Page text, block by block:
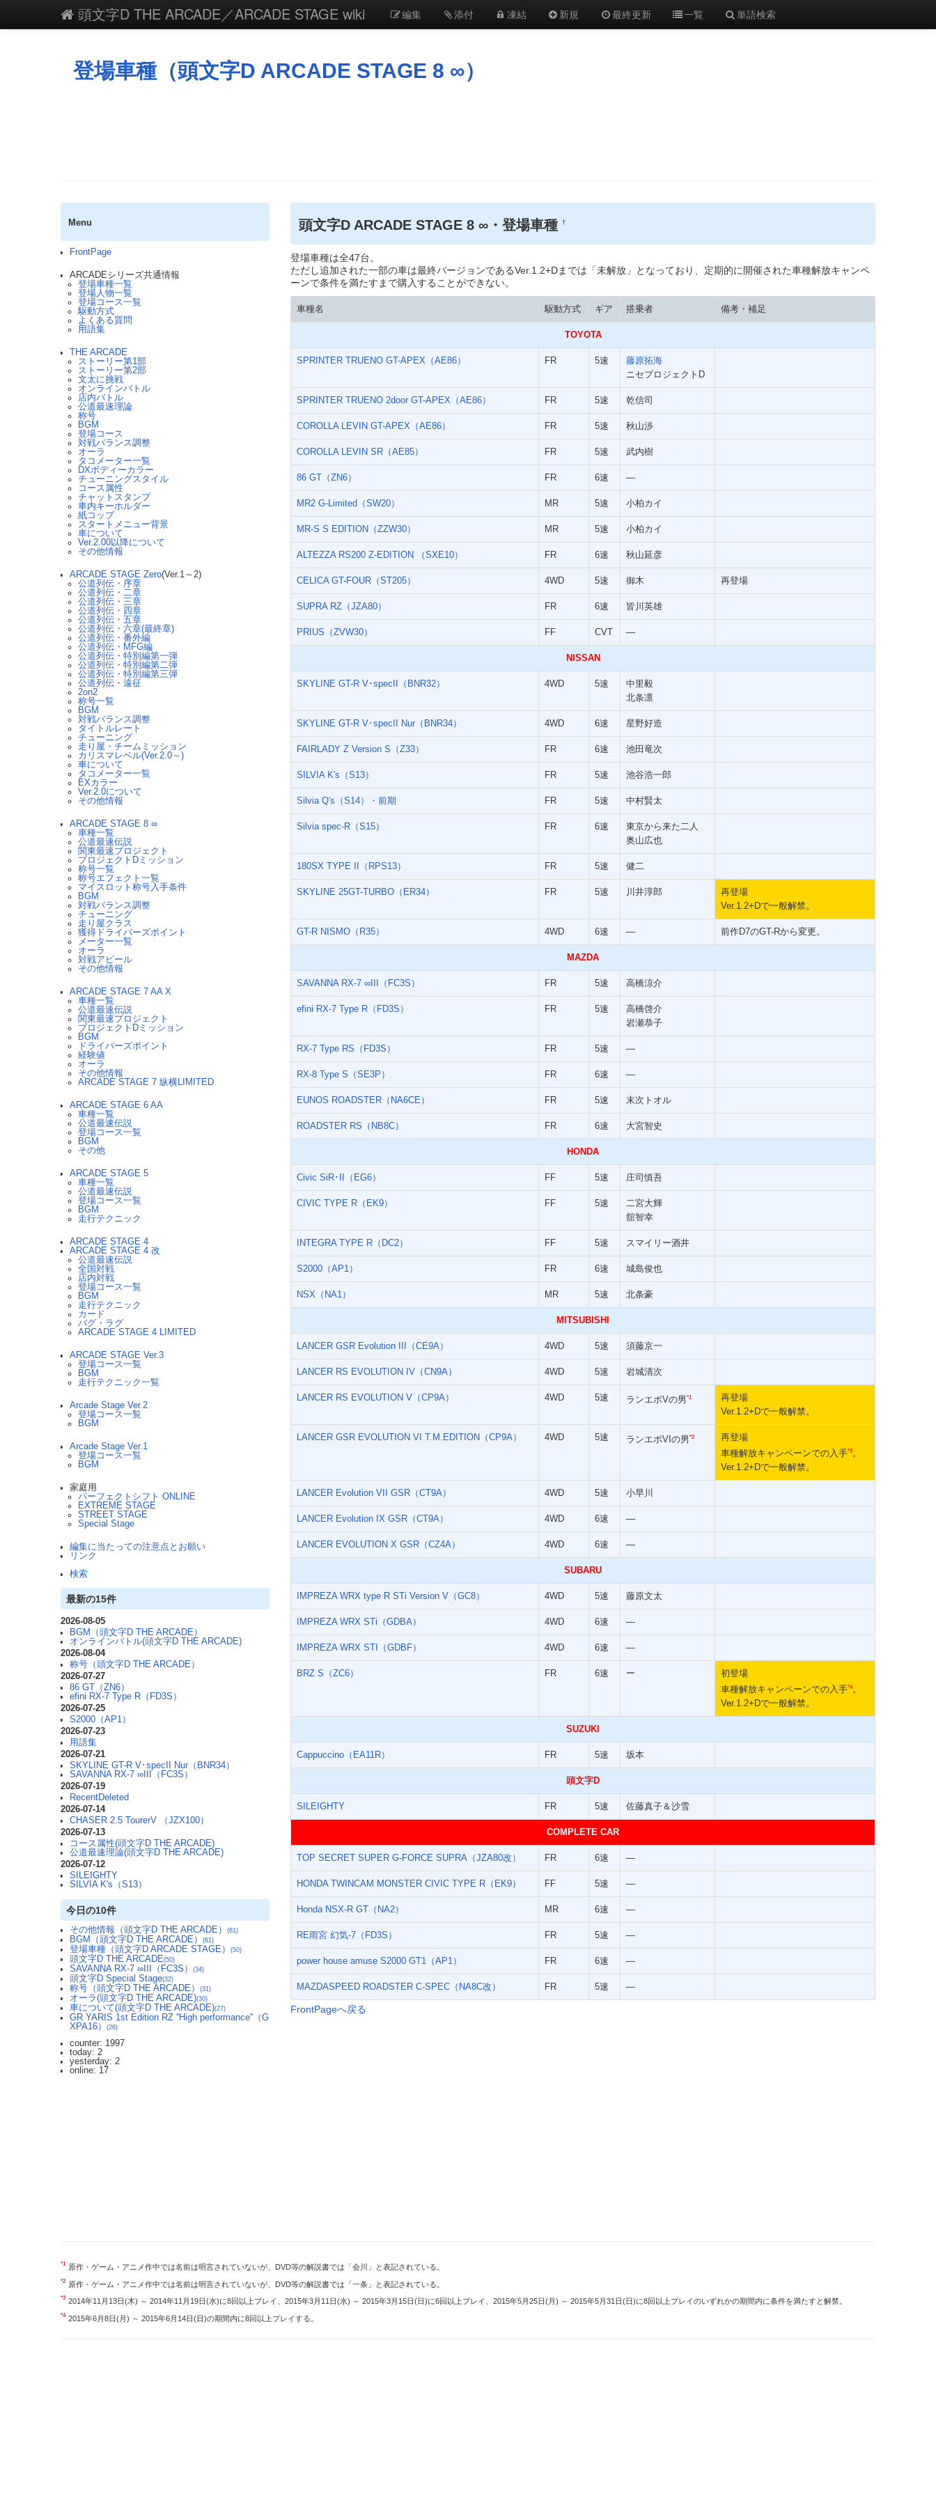
頭文字D THE ARCADE／ARCADE STAGE wiki 編集 添付 凍結 新規 最終更新 一覧 単語検索
登場車種（頭文字D ARCADE STAGE 8 ∞）
Menu
FrontPage
ARCADEシリーズ共通情報
登場車種一覧
登場人物一覧
登場コース一覧
駆動方式
よくある質問
用語集
THE ARCADE
ストーリー第1部
ストーリー第2部
文太に挑戦
オンラインバトル
店内バトル
公道最速理論
称号
BGM
登場コース
対戦バランス調整
オーラ
タコメーター一覧
DXボディーカラー
チューニングスタイル
コース属性
チャットスタンプ
車内キーホルダー
紙コップ
スタートメニュー背景
車について
Ver.2.00以降について
その他情報
ARCADE STAGE Zero(Ver.1～2)
公道列伝・序章
公道列伝・二章
公道列伝・三章
公道列伝・四章
公道列伝・五章
公道列伝・六章(最終章)
公道列伝・番外編
公道列伝・MFG編
公道列伝・特別編第一弾
公道列伝・特別編第二弾
公道列伝・特別編第三弾
公道列伝・遠征
2on2
称号一覧
BGM
対戦バランス調整
タイトルレート
チューニング
走り屋・チームミッション
カリスマレベル(Ver.2.0～)
車について
タコメーター一覧
EXカラー
Ver.2.0について
その他情報
ARCADE STAGE 8 ∞
車種一覧
公道最速伝説
関東最速プロジェクト
プロジェクトDミッション
称号一覧
称号エフェクト一覧
マイスロット称号入手条件
BGM
対戦バランス調整
チューニング
走り屋クラス
獲得ドライバーズポイント
メーター一覧
オーラ
対戦アピール
その他情報
ARCADE STAGE 7 AA X
車種一覧
公道最速伝説
関東最速プロジェクト
プロジェクトDミッション
BGM
ドライバーズポイント
経験値
オーラ
その他情報
ARCADE STAGE 7 纵横LIMITED
ARCADE STAGE 6 AA
車種一覧
公道最速伝説
登場コース一覧
BGM
その他
ARCADE STAGE 5
車種一覧
公道最速伝説
登場コース一覧
BGM
走行テクニック
ARCADE STAGE 4
ARCADE STAGE 4 改
公道最速伝説
全国対戦
店内対戦
登場コース一覧
BGM
走行テクニック
カード
バグ・ラグ
ARCADE STAGE 4 LIMITED
ARCADE STAGE Ver.3
登場コース一覧
BGM
走行テクニック一覧
Arcade Stage Ver.2
登場コース一覧
BGM
Arcade Stage Ver.1
登場コース一覧
BGM
家庭用
パーフェクトシフト ONLINE
EXTREME STAGE
STREET STAGE
Special Stage
編集に当たっての注意点とお願い
リンク
検索
最新の15件
2026-08-05
BGM（頭文字D THE ARCADE）
オンラインバトル(頭文字D THE ARCADE)
2026-08-04
称号（頭文字D THE ARCADE）
2026-07-27
86 GT（ZN6）
efini RX-7 Type R（FD3S）
2026-07-25
S2000（AP1）
2026-07-23
用語集
2026-07-21
SKYLINE GT-R V･specII Nur（BNR34）
SAVANNA RX-7 ∞III（FC3S）
2026-07-19
RecentDeleted
2026-07-14
CHASER 2.5 TourerV （JZX100）
2026-07-13
コース属性(頭文字D THE ARCADE)
公道最速理論(頭文字D THE ARCADE)
2026-07-12
SILEIGHTY
SILVIA K's（S13）
今日の10件
その他情報（頭文字D THE ARCADE） (61)
BGM（頭文字D THE ARCADE） (61)
登場車種（頭文字D ARCADE STAGE） (50)
頭文字D THE ARCADE(50)
SAVANNA RX-7 ∞III（FC3S） (34)
頭文字D Special Stage(32)
称号（頭文字D THE ARCADE） (31)
オーラ(頭文字D THE ARCADE)(30)
車について(頭文字D THE ARCADE)(27)
GR YARIS 1st Edition RZ ''High performance''（G
XPA16）
(26)
counter: 1997
today: 2
yesterday: 2
online: 17
頭文字D ARCADE STAGE 8 ∞・登場車種†
登場車種は全47台。
ただし追加された一部の車は最終バージョンであるVer.1.2+Dまでは「未解放」となっており、定期的に開催された車種解放キャンペ
ーンで条件を満たすまで購入することができない。
車種名 駆動方式 ギア 搭乗者 備考・補足
TOYOTA
SPRINTER TRUENO GT-APEX（AE86） FR 5速
藤原拓海
ニセプロジェクトD
SPRINTER TRUENO 2door GT-APEX（AE86） FR 5速 乾信司
COROLLA LEVIN GT-APEX（AE86） FR 5速 秋山渉
COROLLA LEVIN SR（AE85） FR 5速 武内樹
86 GT（ZN6） FR 6速 ―
MR2 G-Limited（SW20） MR 5速 小柏カイ
MR-S S EDITION（ZZW30） MR 5速 小柏カイ
ALTEZZA RS200 Z-EDITION （SXE10） FR 6速 秋山延彦
CELICA GT-FOUR（ST205） 4WD 5速 御木 再登場
SUPRA RZ（JZA80） FR 6速 皆川英雄
PRIUS（ZVW30） FF CVT ―
NISSAN
SKYLINE GT-R V･specII（BNR32） 4WD 5速
中里毅
北条凛
SKYLINE GT-R V･specII Nur（BNR34） 4WD 6速 星野好造
FAIRLADY Z Version S（Z33） FR 6速 池田竜次
SILVIA K's（S13） FR 5速 池谷浩一郎
Silvia Q's（S14）・前期 FR 5速 中村賢太
Silvia spec-R（S15） FR 6速
東京から来た二人
奥山広也
180SX TYPE II（RPS13） FR 5速 健二
SKYLINE 25GT-TURBO（ER34） FR 5速 川井淳郎
再登場
Ver.1.2+Dで一般解禁。
GT-R NISMO（R35） 4WD 6速 ― 前作D7のGT-Rから変更。
MAZDA
SAVANNA RX-7 ∞III（FC3S） FR 5速 高橋涼介
efini RX-7 Type R（FD3S） FR 5速
高橋啓介
岩瀬恭子
RX-7 Type RS（FD3S） FR 5速 ―
RX-8 Type S（SE3P） FR 6速 ―
EUNOS ROADSTER（NA6CE） FR 5速 末次トオル
ROADSTER RS（NB8C） FR 6速 大宮智史
HONDA
Civic SiR･II（EG6） FF 5速 庄司慎吾
CIVIC TYPE R（EK9） FF 5速
二宮大輝
舘智幸
INTEGRA TYPE R（DC2） FF 5速 スマイリー酒井
S2000（AP1） FR 6速 城島俊也
NSX（NA1） MR 5速 北条豪
MITSUBISHI
LANCER GSR Evolution III（CE9A） 4WD 5速 須藤京一
LANCER RS EVOLUTION IV（CN9A） 4WD 5速 岩城清次
LANCER RS EVOLUTION V（CP9A） 4WD 5速 ランエボVの男 *1
再登場
Ver.1.2+Dで一般解禁。
LANCER GSR EVOLUTION VI T.M.EDITION（CP9A） 4WD 5速 ランエボVIの男 *2
再登場
車種解放キャンペーンでの入手*3。
Ver.1.2+Dで一般解禁。
LANCER Evolution VII GSR（CT9A） 4WD 5速 小早川
LANCER Evolution IX GSR（CT9A） 4WD 6速 ―
LANCER EVOLUTION X GSR（CZ4A） 4WD 6速 ―
SUBARU
IMPREZA WRX type R STi Version V（GC8） 4WD 5速 藤原文太
IMPREZA WRX STi（GDBA） 4WD 6速 ―
IMPREZA WRX STI（GDBF） 4WD 6速 ―
BRZ S（ZC6） FR 6速 ー
初登場
車種解放キャンペーンでの入手*4。
Ver.1.2+Dで一般解禁。
SUZUKI
Cappuccino（EA11R） FR 5速 坂本
頭文字D
SILEIGHTY FR 5速 佐藤真子＆沙雪
COMPLETE CAR
TOP SECRET SUPER G-FORCE SUPRA（JZA80改） FR 6速 ―
HONDA TWINCAM MONSTER CIVIC TYPE R（EK9） FF 5速 ―
Honda NSX-R GT（NA2） MR 6速 ―
RE雨宮 幻気-7（FD3S） FR 5速 ―
power house amuse S2000 GT1（AP1） FR 6速 ―
MAZDASPEED ROADSTER C-SPEC（NA8C改） FR 5速 ―
FrontPageへ戻る
*1 原作・ゲーム・アニメ作中では名前は明言されていないが、DVD等の解説書では「会川」と表記されている。
*2 原作・ゲーム・アニメ作中では名前は明言されていないが、DVD等の解説書では「一条」と表記されている。
*3 2014年11月13日(木) ～ 2014年11月19日(水)に8回以上プレイ、2015年3月11日(水) ～ 2015年3月15日(日)に6回以上プレイ、2015年5月25日(月) ～ 2015年5月31日(日)に8回以上プレイのいずれかの期間内に条件を満たすと解禁。
*4 2015年6月8日(月) ～ 2015年6月14日(日)の期間内に8回以上プレイする。